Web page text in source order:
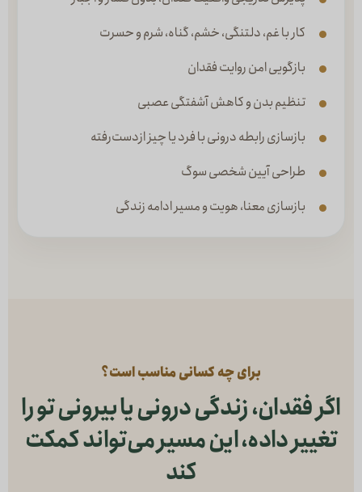
کار با غم، دلتنگی، خشم، گناه، شرم و حسرت
بازگویی امن روایت فقدان
تنظیم بدن و کاهش آشفتگی عصبی
بازسازی رابطه درونی با فرد یا چیز ازدست‌رفته
طراحی آیین شخصی سوگ
بازسازی معنا، هویت و مسیر ادامه زندگی
برای چه کسانی مناسب است؟
اگر فقدان، زندگی درونی یا بیرونی تو را
تغییر داده، این مسیر می‌تواند کمکت
کند